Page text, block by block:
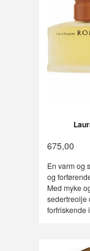
675,00
En varm og
og
Med myke
sedertreolje
forfriskende